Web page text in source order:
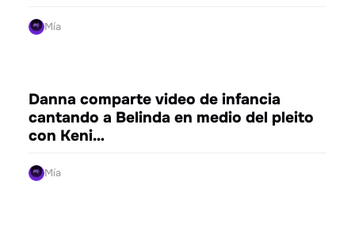
Mía
ENTRETENIMIENTO
Danna comparte video de infancia
cantando a Belinda en medio del pleito
con Keni…
Mía